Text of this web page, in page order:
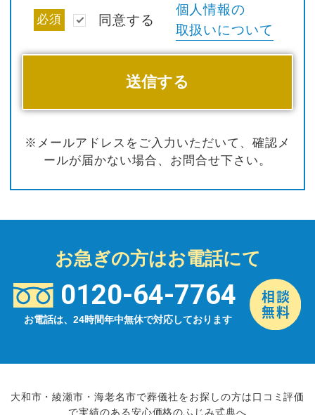
必須 同意する
個人情報の
取扱いについて
※メールアドレスをご入力いただいて、確認メ
ールが届かない場合、お問合せ下さい。
お急ぎの方はお電話にて
0120-64-7764
お電話は、24時間年中無休で対応しております
大和市・綾瀬市・海老名市で葬儀社をお探しの方は口コミ評価
で実績のある安心価格のふじみ式典へ